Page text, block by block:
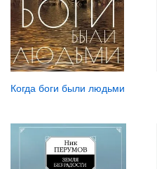
Когда боги были людьми